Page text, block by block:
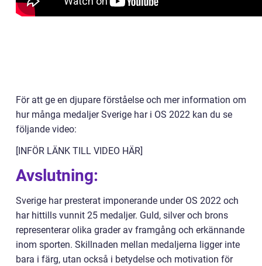
För att ge en djupare förståelse och mer information om
hur många medaljer Sverige har i OS 2022 kan du se
följande video:
[INFÖR LÄNK TILL VIDEO HÄR]
Avslutning:
Sverige har presterat imponerande under OS 2022 och
har hittills vunnit 25 medaljer. Guld, silver och brons
representerar olika grader av framgång och erkännande
inom sporten. Skillnaden mellan medaljerna ligger inte
bara i färg, utan också i betydelse och motivation för